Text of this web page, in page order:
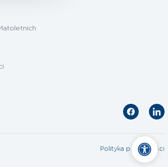
Polityka prywatności